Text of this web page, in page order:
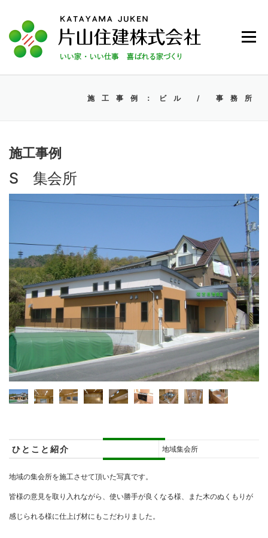
メニュー
施工事例：ビル / 事務所
施工事例
S 集会所
ひとこと紹介 地域集会所
地域の集会所を施工させて頂いた写真です。
皆様の意見を取り入れながら、使い勝手が良くなる様、また木のぬくもりが
感じられる様に仕上げ材にもこだわりました。